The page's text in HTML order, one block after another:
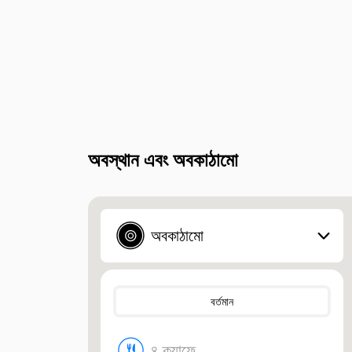
অবস্থান এবং অবকাঠামো
অবকাঠামো
বর্তমান